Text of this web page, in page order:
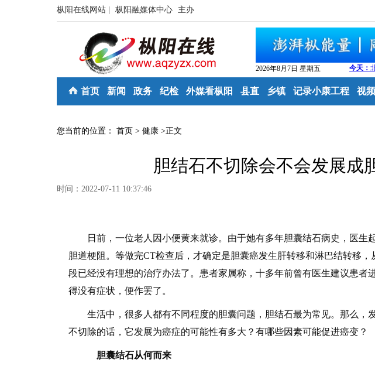
枞阳在线网站 | 枞阳融媒体中心 主办
2026年8月7日 星期五
首页 新闻 政务 纪检 外媒看枞阳 县直 乡镇 记录小康工程 视频
您当前的位置： 首页 > 健康 >正文
胆结石不切除会不会发展成
时间：2022-07-11 10:37:46
日前，一位老人因小便黄来就诊。由于她有多年胆囊结石病史，医生
胆道梗阻。等做完CT检查后，才确定是胆囊癌发生肝转移和淋巴结转移
段已经没有理想的治疗办法了。患者家属称，十多年前曾有医生建议患者
得没有症状，便作罢了。
生活中，很多人都有不同程度的胆囊问题，胆结石最为常见。那么，
不切除的话，它发展为癌症的可能性有多大？有哪些因素可能促进癌变？
胆囊结石从何而来